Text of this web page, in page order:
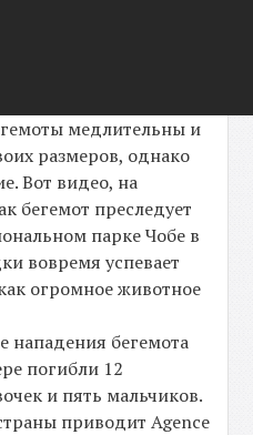
медлительны и
размеров, однако
Вот видео, на
бегемот преследует
парке Чобе в
вовремя успевает
огромное животное
нападения бегемота
погибли 12
и пять мальчиков.
приводит Agence